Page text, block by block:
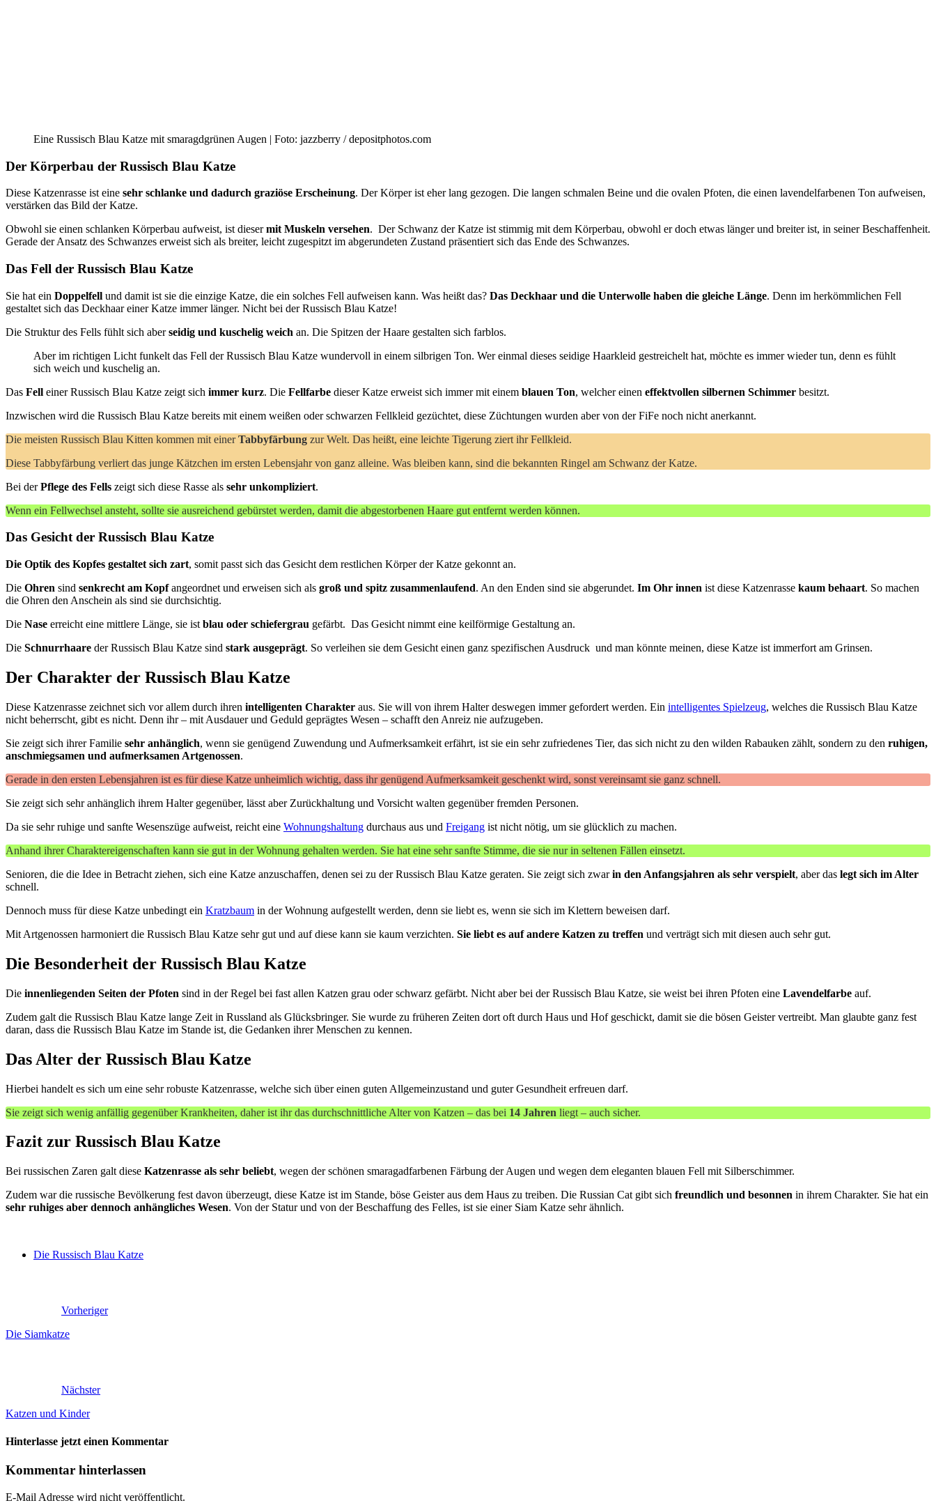
Eine Russisch Blau Katze mit smaragdgrünen Augen | Foto: jazzberry / depositphotos.com
Der Körperbau der Russisch Blau Katze
Diese Katzenrasse ist eine sehr schlanke und dadurch graziöse Erscheinung. Der Körper ist eher lang gezogen. Die langen schmalen Beine und die ovalen Pfoten, die einen lavendelfarbenen Ton aufweisen,
verstärken das Bild der Katze.
Obwohl sie einen schlanken Körperbau aufweist, ist diesermit Muskeln versehen. Der Schwanz der Katze ist stimmig mit dem Körperbau, obwohl er doch etwas länger und breiter ist, in seiner Beschaffenheit.
Gerade der Ansatz des Schwanzes erweist sich als breiter, leicht zugespitzt im abgerundeten Zustand präsentiert sich das Ende des Schwanzes.
Das Fell der Russisch Blau Katze
Sie hat ein Doppelfell und damit ist sie die einzige Katze, die ein solches Fell aufweisen kann. Was heißt das? Das Deckhaar und die Unterwolle haben die gleiche Länge. Denn im herkömmlichen Fell
gestaltet sich das Deckhaar einer Katze immer länger. Nicht bei der Russisch Blau Katze!
Die Struktur des Fells fühlt sich aberseidig und kuschelig weich an. Die Spitzen der Haare gestalten sich farblos.
Aber im richtigen Licht funkelt das Fell der Russisch Blau Katze wundervoll in einem silbrigen Ton. Wer einmal dieses seidige Haarkleid gestreichelt hat, möchte es immer wieder tun, denn es fühlt
sich weich und kuschelig an.
Das Fell einer Russisch Blau Katze zeigt sich immer kurz. Die Fellfarbe dieser Katze erweist sich immer mit einem blauen Ton, welcher einen effektvollen silbernen Schimmer besitzt.
Inzwischen wird die Russisch Blau Katze bereits mit einem weißen oder schwarzen Fellkleid gezüchtet, diese Züchtungen wurden aber von der FiFe noch nicht anerkannt.
Die meisten Russisch Blau Kitten kommen mit einerTabbyfärbung zur Welt. Das heißt, eine leichte Tigerung ziert ihr Fellkleid.
Diese Tabbyfärbung verliert das junge Kätzchen im ersten Lebensjahr von ganz alleine. Was bleiben kann, sind die bekannten Ringel am Schwanz der Katze.
Bei derPflege des Fells zeigt sich diese Rasse als sehr unkompliziert.
Wenn ein Fellwechsel ansteht, sollte sie ausreichend gebürstet werden, damit die abgestorbenen Haare gut entfernt werden können.
Das Gesicht der Russisch Blau Katze
Die Optik des Kopfes gestaltet sich zart, somit passt sich das Gesicht dem restlichen Körper der Katze gekonnt an.
Die Ohren sind senkrecht am Kopfangeordnet und erweisen sich als groß und spitz zusammenlaufend. An den Enden sind sie abgerundet. Im Ohr innen ist diese Katzenrasse kaum behaart. So machen
die Ohren den Anschein als sind sie durchsichtig.
Die Nase erreicht eine mittlere Länge, sie ist blau oder schiefergrau gefärbt. Das Gesicht nimmt eine keilförmige Gestaltung an.
Die Schnurrhaare der Russisch Blau Katze sind stark ausgeprägt. So verleihen sie dem Gesicht einen ganz spezifischen Ausdruck und man könnte meinen, diese Katze ist immerfort am Grinsen.
Der Charakter der Russisch Blau Katze
Diese Katzenrasse zeichnet sich vor allem durch ihren intelligenten Charakter aus. Sie will von ihrem Halter deswegen immer gefordert werden. Ein intelligentes Spielzeug, welches die Russisch Blau Katze
nicht beherrscht, gibt es nicht. Denn ihr – mit Ausdauer und Geduld geprägtes Wesen – schafft den Anreiz nie aufzugeben.
Sie zeigt sich ihrer Familie sehr anhänglich, wenn sie genügend Zuwendung und Aufmerksamkeit erfährt, ist sie ein sehr zufriedenes Tier, das sich nicht zu den wilden Rabauken zählt, sondern zu den ruhigen,
anschmiegsamen und aufmerksamen Artgenossen.
Gerade in den ersten Lebensjahren ist es für diese Katze unheimlich wichtig, dass ihr genügend Aufmerksamkeit geschenkt wird, sonst vereinsamt sie ganz schnell.
Sie zeigt sich sehr anhänglich ihrem Halter gegenüber, lässt aber Zurückhaltung und Vorsicht walten gegenüber fremden Personen.
Da sie sehr ruhige und sanfte Wesenszüge aufweist, reicht eine Wohnungshaltung durchaus aus und Freigang ist nicht nötig, um sie glücklich zu machen.
Anhand ihrer Charaktereigenschaften kann sie gut in der Wohnung gehalten werden. Sie hat eine sehr sanfte Stimme, die sie nur in seltenen Fällen einsetzt.
Senioren, die die Idee in Betracht ziehen, sich eine Katze anzuschaffen, denen sei zu der Russisch Blau Katze geraten. Sie zeigt sich zwarin den Anfangsjahren als sehr verspielt, aber das legt sich im Alter
schnell.
Dennoch muss für diese Katze unbedingt ein Kratzbaum in der Wohnung aufgestellt werden, denn sie liebt es, wenn sie sich im Klettern beweisen darf.
Mit Artgenossen harmoniert die Russisch Blau Katze sehr gut und auf diese kann sie kaum verzichten. Sie liebt es auf andere Katzen zu treffen und verträgt sich mit diesen auch sehr gut.
Die Besonderheit der Russisch Blau Katze
Die innenliegenden Seiten der Pfoten sind in der Regel bei fast allen Katzen grau oder schwarz gefärbt. Nicht aber bei der Russisch Blau Katze, sie weist bei ihren Pfoten eine Lavendelfarbe auf.
Zudem galt die Russisch Blau Katze lange Zeit in Russland als Glücksbringer. Sie wurde zu früheren Zeiten dort oft durch Haus und Hof geschickt, damit sie die bösen Geister vertreibt. Man glaubte ganz fest
daran, dass die Russisch Blau Katze im Stande ist, die Gedanken ihrer Menschen zu kennen.
Das Alter der Russisch Blau Katze
Hierbei handelt es sich um eine sehr robuste Katzenrasse, welche sich über einen guten Allgemeinzustand und guter Gesundheit erfreuen darf.
Sie zeigt sich wenig anfällig gegenüber Krankheiten, daher ist ihr das durchschnittliche Alter von Katzen – das bei 14 Jahren liegt – auch sicher.
Fazit zur Russisch Blau Katze
Bei russischen Zaren galt diese Katzenrasse als sehr beliebt, wegen der schönen smaragadfarbenen Färbung der Augen und wegen dem eleganten blauen Fell mit Silberschimmer.
Zudem war die russische Bevölkerung fest davon überzeugt, diese Katze ist im Stande, böse Geister aus dem Haus zu treiben. Die Russian Cat gibt sich freundlich und besonnen in ihrem Charakter. Sie hat ein
sehr ruhiges aber dennoch anhängliches Wesen. Von der Statur und von der Beschaffung des Felles, ist sie einer Siam Katze sehr ähnlich.
Die Russisch Blau Katze
Vorheriger
Die Siamkatze
Nächster
Katzen und Kinder
Hinterlasse jetzt einen Kommentar
Kommentar hinterlassen
E-Mail Adresse wird nicht veröffentlicht.